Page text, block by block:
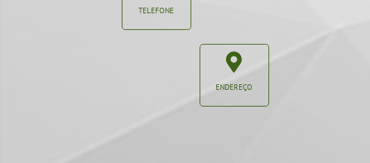
TELEFONE
ENDEREÇO